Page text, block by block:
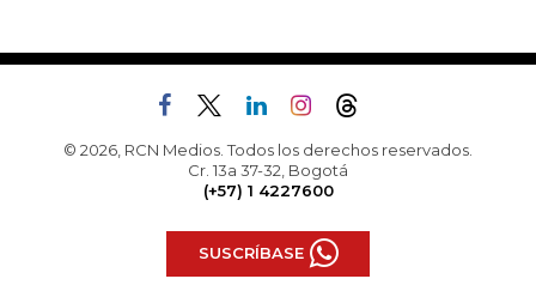
© 2026, RCN Medios. Todos los derechos reservados.
Cr. 13a 37-32, Bogotá
(+57) 1 4227600
SUSCRÍBASE